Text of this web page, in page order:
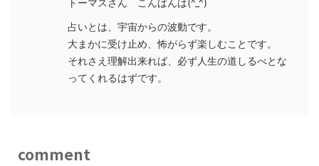
占いとは、宇宙からの波動です。
大まかに受け止め、怖がらず楽しむことです。
それさえ理解出来れば、必ず人生の道しるべとな
ってくれるはずです。
comment